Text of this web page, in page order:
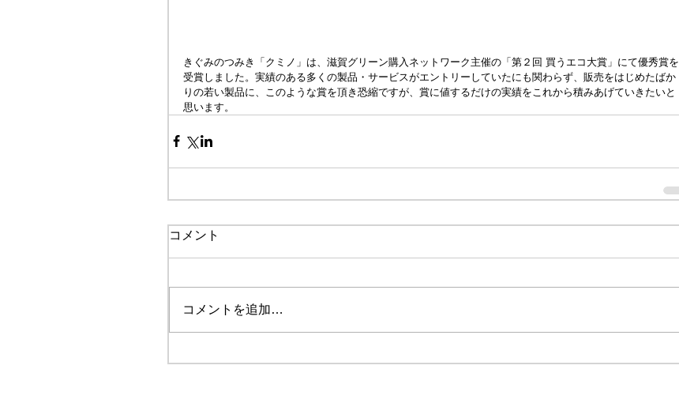
きぐみのつみき「クミノ」は、滋賀グリーン購入ネットワーク主催の「第２回 買うエコ大賞」にて優秀賞を
受賞しました。実績のある多くの製品・サービスがエントリーしていたにも関わらず、販売をはじめたばか
りの若い製品に、このような賞を頂き恐縮ですが、賞に値するだけの実績をこれから積みあげていきたいと
思います。
コメント
コメントを追加…